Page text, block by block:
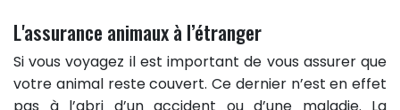
L'assurance animaux à l’étranger
Si vous voyagez il est important de vous assurer que
votre animal reste couvert. Ce dernier n’est en effet